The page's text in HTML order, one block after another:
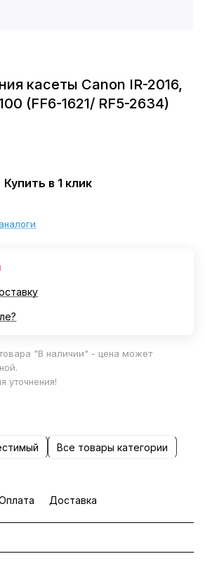
касеты Canon IR-2016,
(FF6-1621/ RF5-2634)
Купить в 1 клик
"В наличии" - цена может
уточнения!
Все товары категории
Доставка